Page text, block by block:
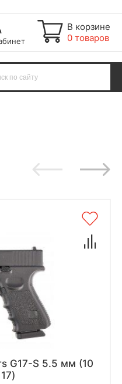
В корзине
0 товаров
G17-S 5.5 мм (10